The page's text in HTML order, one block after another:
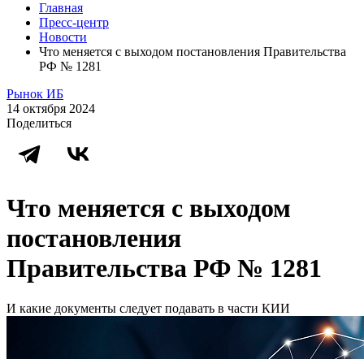
Главная
Пресс-центр
Новости
Что меняется с выходом постановления Правительства
РФ № 1281
Рынок ИБ
14 октября 2024
Поделиться
Что меняется с выходом
постановления
Правительства РФ № 1281
И какие документы следует подавать в части КИИ